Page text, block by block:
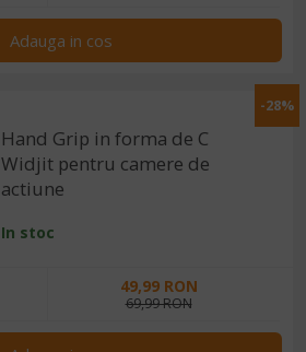
Adauga in cos
-28%
Hand Grip in forma de C
Widjit pentru camere de
actiune
In stoc
49,99 RON
69,99 RON